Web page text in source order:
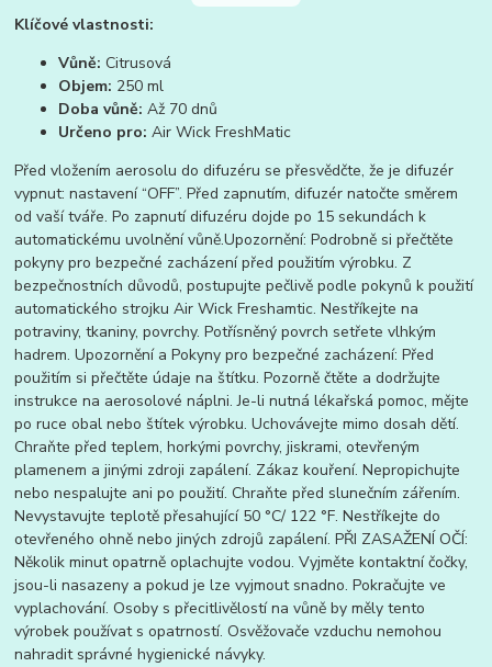
Klíčové vlastnosti:
Vůně: Citrusová
Objem: 250 ml
Doba vůně: Až 70 dnů
Určeno pro: Air Wick FreshMatic
Před vložením aerosolu do difuzéru se přesvědčte, že je difuzér
vypnut: nastavení “OFF”. Před zapnutím, difuzér natočte směrem
od vaší tváře. Po zapnutí difuzéru dojde po 15 sekundách k
automatickému uvolnění vůně.Upozornění: Podrobně si přečtěte
pokyny pro bezpečné zacházení před použitím výrobku. Z
bezpečnostních důvodů, postupujte pečlivě podle pokynů k použití
automatického strojku Air Wick Freshamtic. Nestříkejte na
potraviny, tkaniny, povrchy. Potřísněný povrch setřete vlhkým
hadrem. Upozornění a Pokyny pro bezpečné zacházení: Před
použitím si přečtěte údaje na štítku. Pozorně čtěte a dodržujte
instrukce na aerosolové náplni. Je-li nutná lékařská pomoc, mějte
po ruce obal nebo štítek výrobku. Uchovávejte mimo dosah dětí.
Chraňte před teplem, horkými povrchy, jiskrami, otevřeným
plamenem a jinými zdroji zapálení. Zákaz kouření. Nepropichujte
nebo nespalujte ani po použití. Chraňte před slunečním zářením.
Nevystavujte teplotě přesahující 50 °C/ 122 °F. Nestříkejte do
otevřeného ohně nebo jiných zdrojů zapálení. PŘI ZASAŽENÍ OČÍ:
Několik minut opatrně oplachujte vodou. Vyjměte kontaktní čočky,
jsou-li nasazeny a pokud je lze vyjmout snadno. Pokračujte ve
vyplachování. Osoby s přecitlivělostí na vůně by měly tento
výrobek používat s opatrností. Osvěžovače vzduchu nemohou
nahradit správné hygienické návyky.